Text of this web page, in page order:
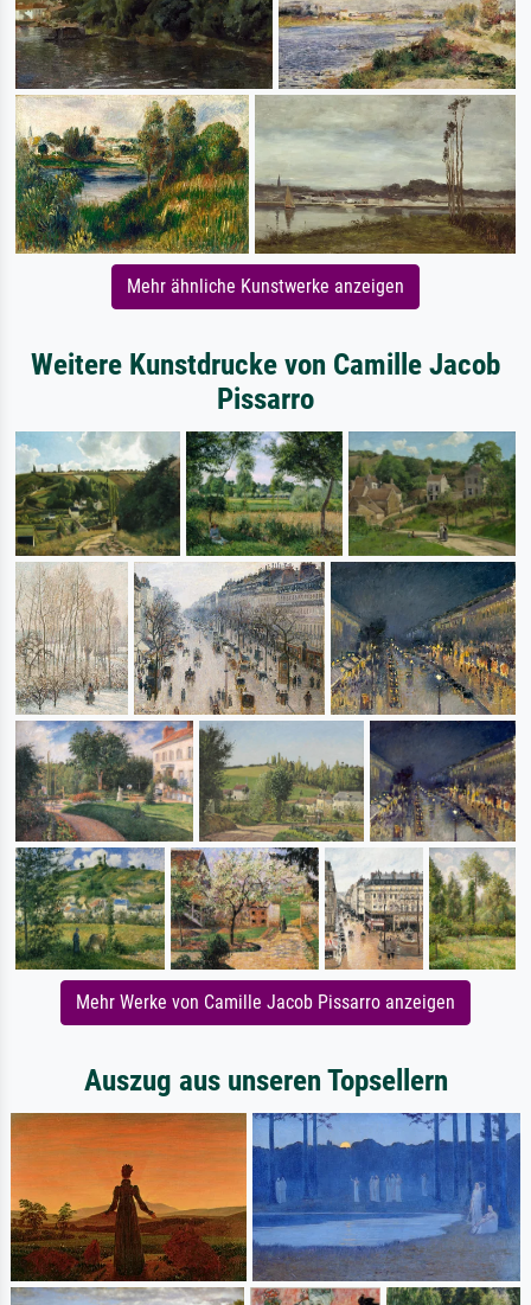
Mehr ähnliche Kunstwerke anzeigen
Weitere Kunstdrucke von Camille Jacob
Pissarro
Mehr Werke von Camille Jacob Pissarro anzeigen
Auszug aus unseren Topsellern